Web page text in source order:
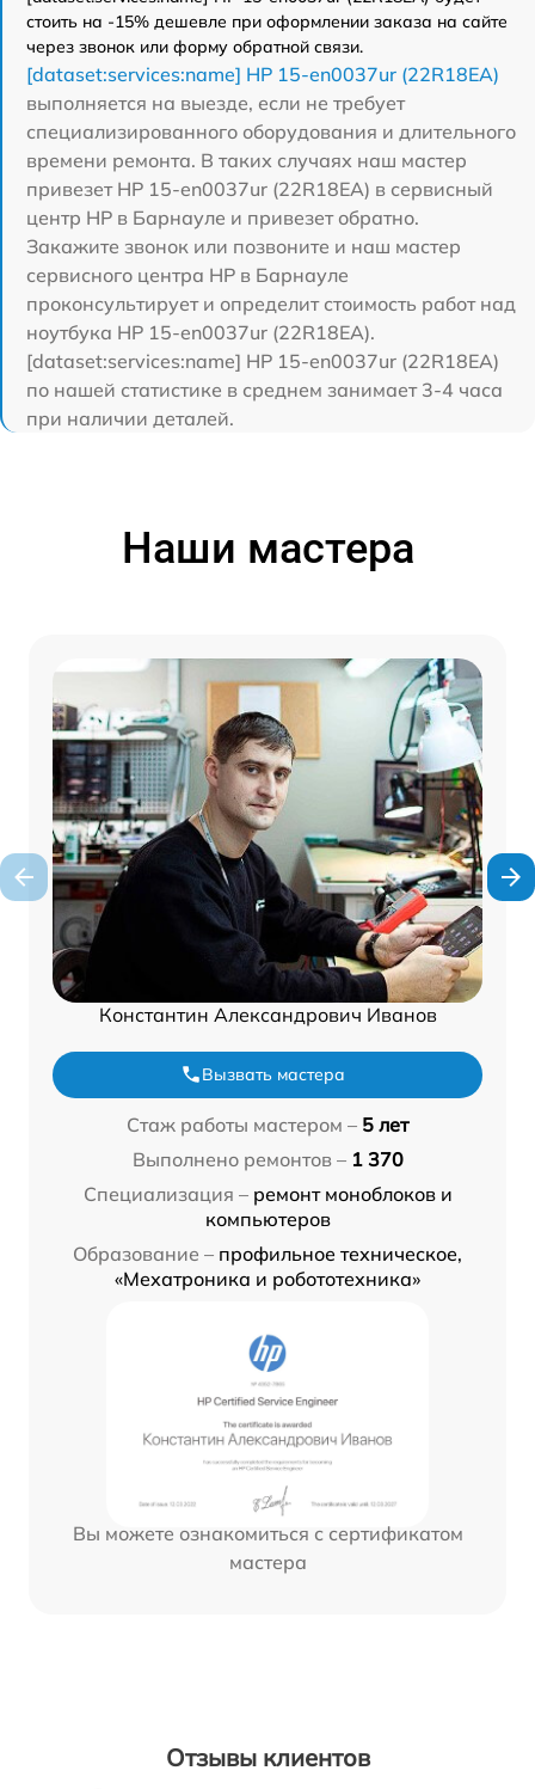
стоить на -15% дешевле при оформлении заказа на сайте
через звонок или форму обратной связи.
[dataset:services:name] HP 15-en0037ur (22R18EA)
выполняется на выезде, если не требует
специализированного оборудования и длительного
времени ремонта. В таких случаях наш мастер
привезет HP 15-en0037ur (22R18EA) в сервисный
центр HP в Барнауле и привезет обратно.
Закажите звонок или позвоните и наш мастер
сервисного центра HP в Барнауле
проконсультирует и определит стоимость работ над
ноутбука HP 15-en0037ur (22R18EA).
[dataset:services:name] HP 15-en0037ur (22R18EA)
по нашей статистике в среднем занимает 3-4 часа
при наличии деталей.
Наши мастера
Константин Александрович Иванов
Вызвать мастера
Стаж работы мастером – 5 лет
Выполнено ремонтов – 1 370
Специализация – ремонт моноблоков и
компьютеров
Образование – профильное техническое,
«Мехатроника и робототехника»
Вы можете ознакомиться с сертификатом
мастера
Отзывы клиентов